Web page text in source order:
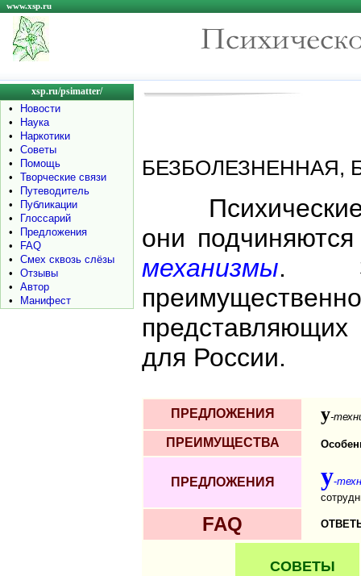
www.xsp.ru
xsp.ru/psimatter/
•
Новости
•
Наука
•
Наркотики
•
Советы
•
Помощь
•
Творческие связи
•
Путеводитель
•
Публикации
•
Глоссарий
•
Предложения
•
FAQ
•
Смех сквозь слёзы
•
Отзывы
•
Автор
•
Манифест
БЕЗБОЛЕЗНЕННАЯ,
они
механизмы.
представляющих
для России.
ПРЕДЛОЖЕНИЯ y-
ПРЕИМУЩЕСТВА
ПРЕДЛОЖЕНИЯ y-
FAQ
СОВЕТЫ